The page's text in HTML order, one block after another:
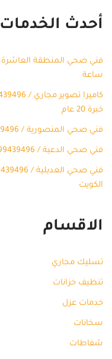
أحدث الخدمات
ساعة
خبرة 20 عام
فني صحي المنصورية / 99439496 / خبرة 15 عاما بين يديك 24 ساعة
فني صحي الدعية / 99439496 / خدمة 24 ساعة أسرع مما تتخيل
الكويت
الاقسام
تسليك مجاري
تنظيف خزانات
خدمات عزل
سخانات
شفاطات